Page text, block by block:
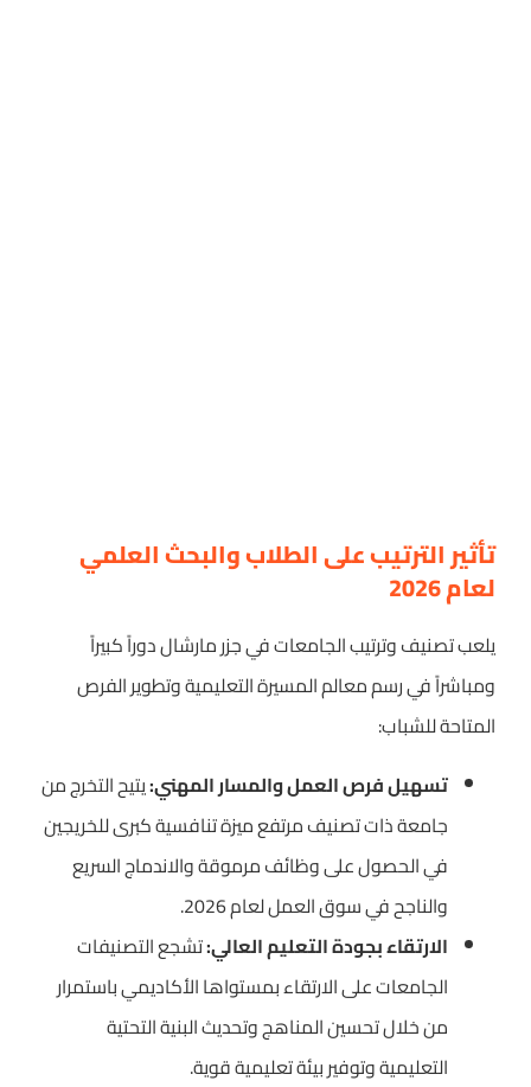
تأثير الترتيب على الطلاب والبحث العلمي
لعام 2026
يلعب تصنيف وترتيب الجامعات في جزر مارشال دوراً كبيراً
ومباشراً في رسم معالم المسيرة التعليمية وتطوير الفرص
المتاحة للشباب:
تسهيل فرص العمل والمسار المهني:يتيح التخرج من
جامعة ذات تصنيف مرتفع ميزة تنافسية كبرى للخريجين
في الحصول على وظائف مرموقة والاندماج السريع
والناجح في سوق العمل لعام 2026.
الارتقاء بجودة التعليم العالي:تشجع التصنيفات
الجامعات على الارتقاء بمستواها الأكاديمي باستمرار
من خلال تحسين المناهج وتحديث البنية التحتية
التعليمية وتوفير بيئة تعليمية قوية.